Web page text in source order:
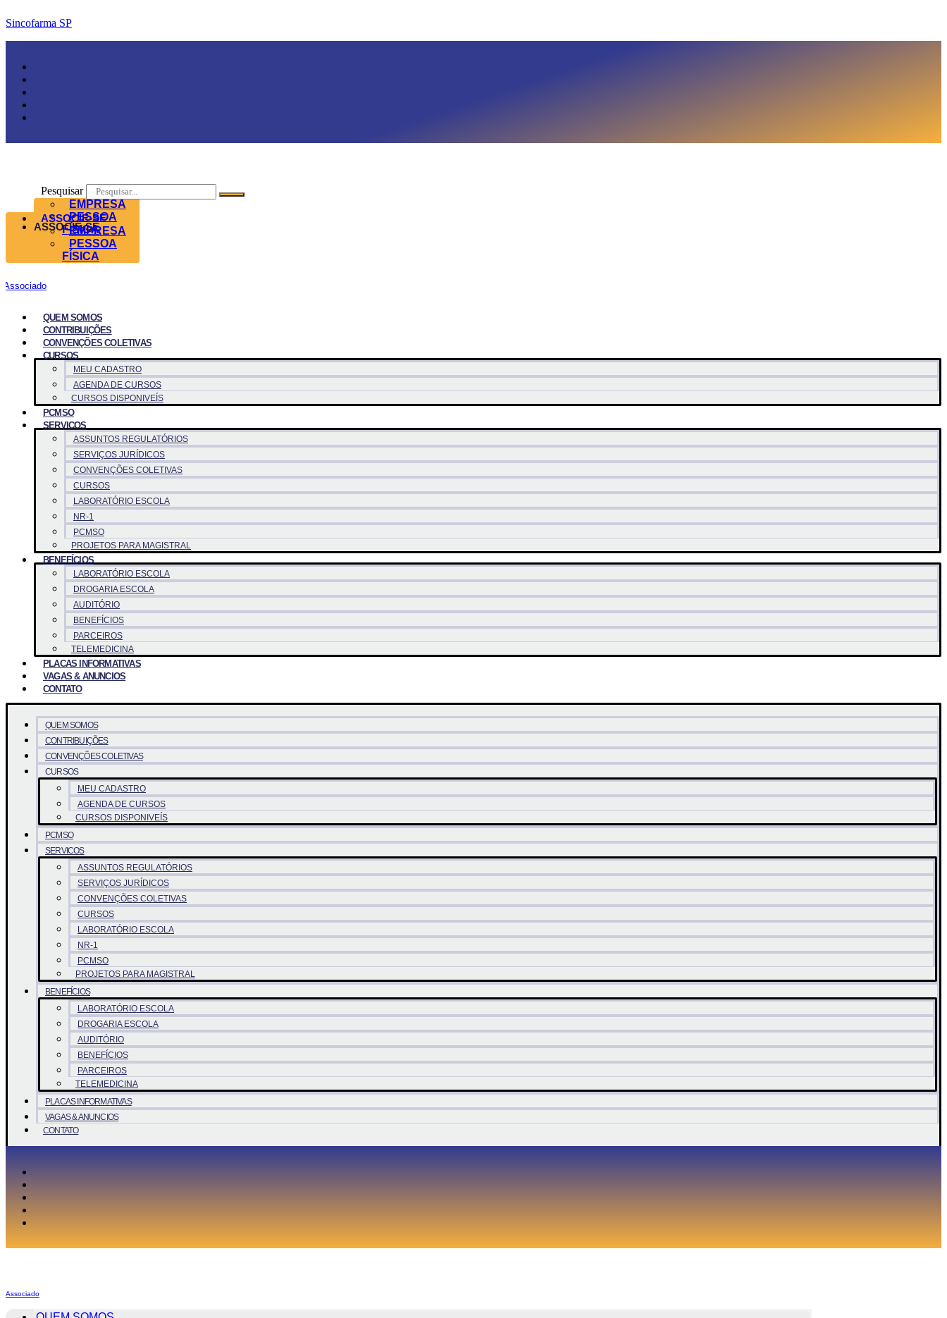
Sincofarma SP
Pesquisar
ASSOCIE-SE
EMPRESA
PESSOA
FÍSICA
ASSOCIE-SE
EMPRESA
PESSOA
FÍSICA
Associado
QUEM SOMOS
CONTRIBUIÇÕES
CONVENÇÕES COLETIVAS
CURSOS
MEU CADASTRO
AGENDA DE CURSOS
CURSOS DISPONIVEÍS
PCMSO
SERVICOS
ASSUNTOS REGULATÓRIOS
SERVIÇOS JURÍDICOS
CONVENÇÕES COLETIVAS
CURSOS
LABORATÓRIO ESCOLA
NR-1
PCMSO
PROJETOS PARA MAGISTRAL
BENEFÍCIOS
LABORATÓRIO ESCOLA
DROGARIA ESCOLA
AUDITÓRIO
BENEFÍCIOS
PARCEIROS
TELEMEDICINA
PLACAS INFORMATIVAS
VAGAS & ANUNCIOS
CONTATO
QUEM SOMOS
CONTRIBUIÇÕES
CONVENÇÕES COLETIVAS
CURSOS
MEU CADASTRO
AGENDA DE CURSOS
CURSOS DISPONIVEÍS
PCMSO
SERVICOS
ASSUNTOS REGULATÓRIOS
SERVIÇOS JURÍDICOS
CONVENÇÕES COLETIVAS
CURSOS
LABORATÓRIO ESCOLA
NR-1
PCMSO
PROJETOS PARA MAGISTRAL
BENEFÍCIOS
LABORATÓRIO ESCOLA
DROGARIA ESCOLA
AUDITÓRIO
BENEFÍCIOS
PARCEIROS
TELEMEDICINA
PLACAS INFORMATIVAS
VAGAS & ANUNCIOS
CONTATO
Associado